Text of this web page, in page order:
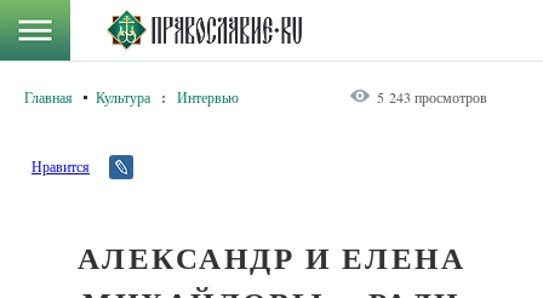
Главная Культура : Интервью 5 243 просмотров
Нравится
АЛЕКСАНДР И ЕЛЕНА